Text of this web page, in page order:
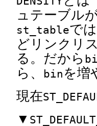
ュテーブル
st_tableで
どリンクリ
る。だから
ら、
bin を増
現在
▼